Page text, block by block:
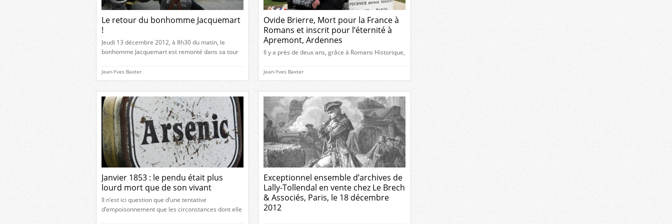
Le retour du bonhomme Jacquemart
!
Jeudi 13 décembre 2012, à 8h30 du matin, le
bonhomme Jacquemart est remonté dans sa tour
nouveau bonhomme complètement refait à neuf
car l’ancien était très endommagé après 64 ans de
bons et loyaux services sous le soleil, la pluie et la
neige. Ci-dessous, de nombreuses photos […]
Jean-Yves Baxter
Ovide Brierre, Mort pour la France à
Romans et inscrit pour l’éternité à
Apremont, Ardennes
Il y a près de deux ans, grâce à Romans Historique,
son grand-oncle Ovide Brierre. Alors qu’elle
recherchait sa trace depuis plusieurs années déjà,
elle m’avait contacté après l’avoir découverte
parmi les photos du Carré Militaire du cimetière
Romans-sur-Isère que j’avais publiées. Depuis, elle
a continué à oeuvrer […]
Jean-Yves Baxter
Janvier 1853 : le pendu était plus
lourd mort que de son vivant
Il n’est ici question que d’une tentative
d’empoisonnement que les circonstances dont elle
Exceptionnel ensemble d’archives de
Lally-Tollendal en vente chez Le Brech
& Associés, Paris, le 18 décembre
2012